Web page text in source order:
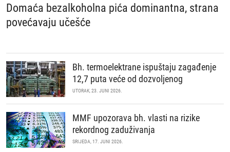
Domaća bezalkoholna pića dominantna, strana
povećavaju učešće
Bh. termoelektrane ispuštaju zagađenje
12,7 puta veće od dozvoljenog
UTORAK, 23. JUNI 2026.
MMF upozorava bh. vlasti na rizike
rekordnog zaduživanja
SRIJEDA, 17. JUNI 2026.